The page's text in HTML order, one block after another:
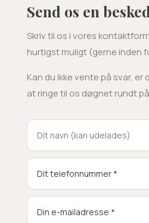
Send os en besked
Skriv til os i vores
hurtigst muligt (gerne inden
Kan du ikke vente på svar, er
at ringe til os døgnet rundt på